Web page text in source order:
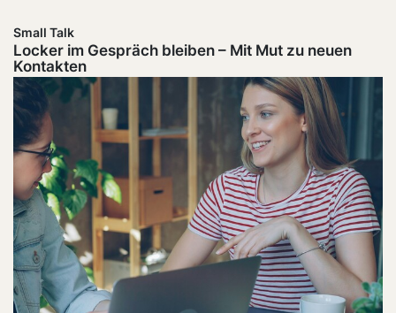
Small Talk
Locker im Gespräch bleiben – Mit Mut zu neuen
Kontakten